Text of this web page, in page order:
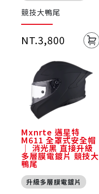
競技大鴨尾
NT.3,800
Mxnrte 邁星特
M611 全罩式安全帽
｜ 消光黑 直接升級
多層膜電鍍片 競技大
鴨尾
升級多層膜電鍍片